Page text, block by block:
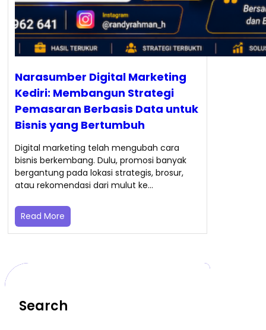
Narasumber Digital Marketing
Kediri: Membangun Strategi
Pemasaran Berbasis Data untuk
Bisnis yang Bertumbuh
Digital marketing telah mengubah cara
bisnis berkembang. Dulu, promosi banyak
bergantung pada lokasi strategis, brosur,
atau rekomendasi dari mulut ke…
Read More
Search